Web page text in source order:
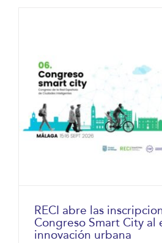
RECI abre las
Congreso Smart City al
innovación urbana